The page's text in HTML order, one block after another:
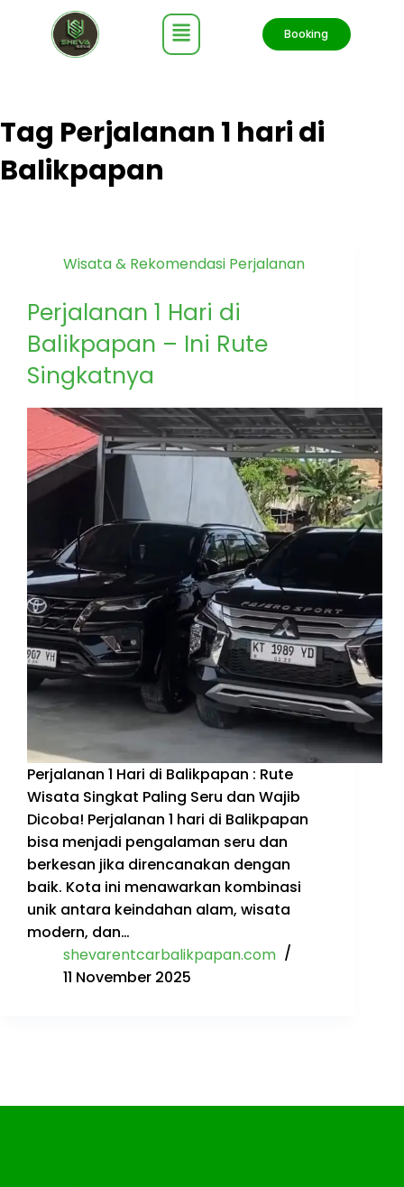
Booking
Tag Perjalanan 1 hari di
Balikpapan
Wisata & Rekomendasi Perjalanan
Perjalanan 1 Hari di
Balikpapan – Ini Rute
Singkatnya
Perjalanan 1 Hari di Balikpapan : Rute
Wisata Singkat Paling Seru dan Wajib
Dicoba! Perjalanan 1 hari di Balikpapan
bisa menjadi pengalaman seru dan
berkesan jika direncanakan dengan
baik. Kota ini menawarkan kombinasi
unik antara keindahan alam, wisata
modern, dan…
shevarentcarbalikpapan.com
11 November 2025